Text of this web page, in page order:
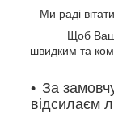
Ми раді
Щоб
швидким та
За
відсилаєм